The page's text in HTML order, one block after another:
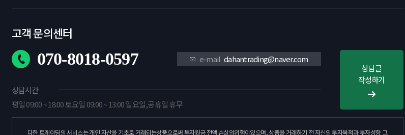
고객 문의센터
070-8018-0597 e-maildahantrading@naver.com
상담시간
평일 09:00 ~ 18:00 토요일 09:00 ~ 13:00 일요일,공휴일 휴무
상담글
작성하기